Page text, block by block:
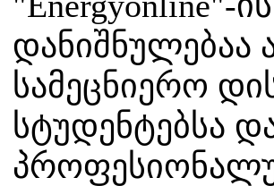
დანიშნულებაა
სამეცნიერო
სტუდენტებსა